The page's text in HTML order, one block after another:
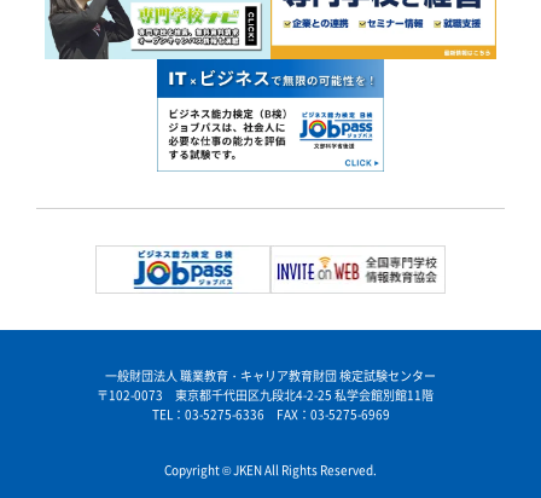
一般財団法人 職業教育・キャリア教育財団 検定試験センター
〒102-0073 東京都千代田区九段北4-2-25 私学会館別館11階
TEL：03-5275-6336 FAX：03-5275-6969
Copyright © JKEN All Rights Reserved.